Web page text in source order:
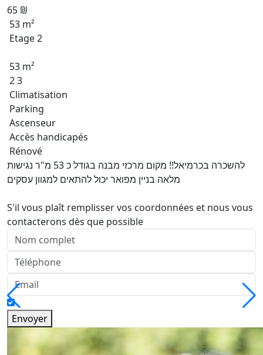
65 ₪
53 m²
Etage 2
53 m²
2 3
Climatisation
Parking
Ascenseur
Accès handicapés
Rénové
להשכרה בכרמיאל!! מקום מרכזי מבנה בגודל כ 53 מ"ר נגישות
מלאה בניין מפואר יכול להתאים למגוון עסקים
S'il vous plaît remplisser vos coordonnées et nous vous
contacterons dès que possible
Envoyer